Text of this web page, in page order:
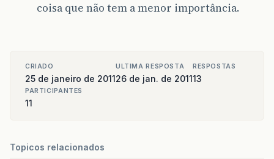
coisa que não tem a menor importância.
CRIADO
25 de janeiro de 2011
ULTIMA RESPOSTA
26 de jan. de 2011
RESPOSTAS
13
PARTICIPANTES
11
Topicos relacionados